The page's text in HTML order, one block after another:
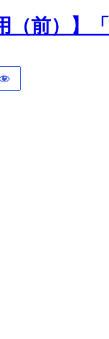
（前）】